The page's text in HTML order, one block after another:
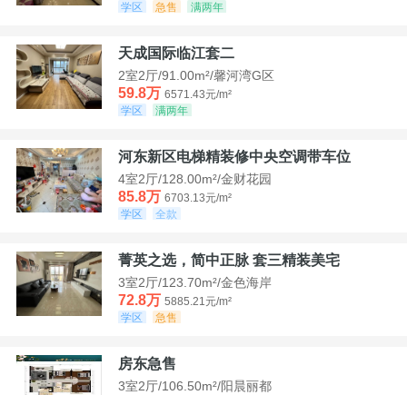
学区
急售 满两年
天成国际临江套二
2室2厅/91.00m²/馨河湾G区
59.8万 6571.43元/m²
学区
满两年
河东新区电梯精装修中央空调带车位
4室2厅/128.00m²/金财花园
85.8万 6703.13元/m²
学区
全款
菁英之选，简中正脉 套三精装美宅
3室2厅/123.70m²/金色海岸
72.8万 5885.21元/m²
学区
急售
房东急售
3室2厅/106.50m²/阳晨丽都